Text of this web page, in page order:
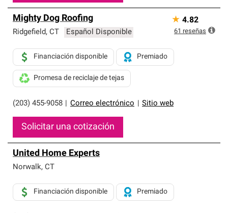
Mighty Dog Roofing
Ridgefield, CT Español Disponible
(203) 455-9058 Correo electrónico Sitio web
Financiación disponible Premiado
Promesa de reciclaje de tejas
Solicitar una cotización
★ 4.82
61 reseñas
United Home Experts
Norwalk, CT
Financiación disponible Premiado